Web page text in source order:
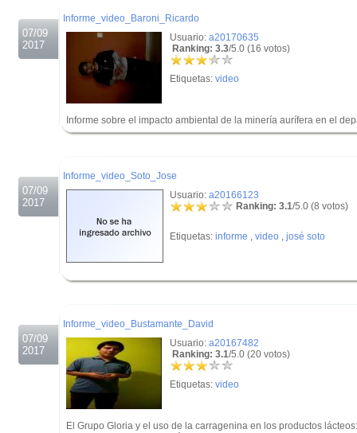
07/09
2017
Informe_video_Baroni_Ricardo
Usuario: a20170635
Ranking: 3.3/5.0 (16 votos)
Etiquetas: video
Informe sobre el impacto ambiental de la minería aurífera en el
07/09
2017
Informe_video_Soto_Jose
Usuario: a20166123
Ranking: 3.1/5.0 (8 votos)
Etiquetas: informe , video , josé soto
07/09
2017
Informe_video_Bustamante_David
Usuario: a20167482
Ranking: 3.1/5.0 (20 votos)
Etiquetas: video
El Grupo Gloria y el uso de la carragenina en los productos